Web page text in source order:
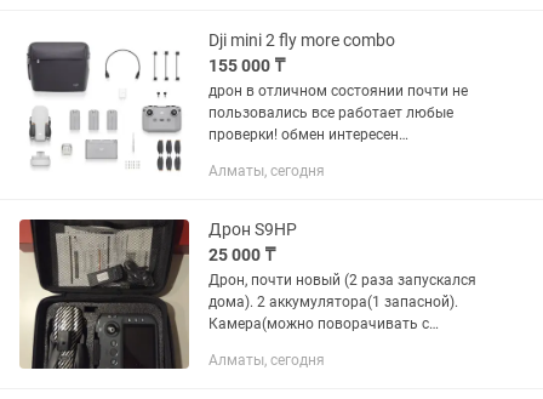
высоты, полет по точкам Простое...
Dji mini 2 fly more combo
155 000 ₸
дрон в отличном состоянии почти не
пользовались все работает любые
проверки! обмен интересен
Алматы, сегодня
Дрон S9HP
25 000 ₸
Дрон, почти новый (2 раза запускался
дома). 2 аккумулятора(1 запасной).
Камера(можно поворачивать с
запасные лопасти в комплекте.
Алматы, сегодня